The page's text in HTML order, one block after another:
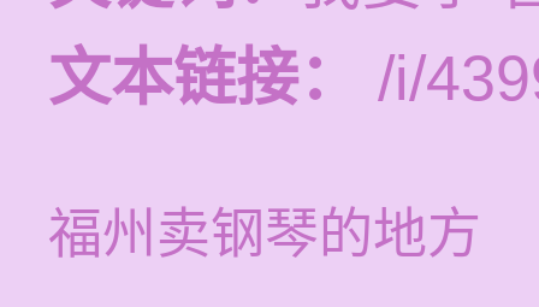
文本链接：
/i/
福州卖钢琴的地方